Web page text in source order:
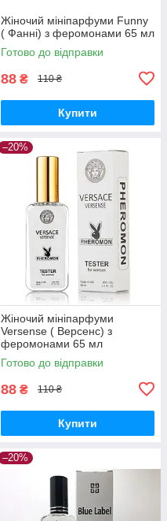
Жіночий мініпарфуми Funny
( Фанні) з феромонами 65 мл
Готово до відправки
88 ₴ 110 ₴
Купити
–20%
Жіночий мініпарфуми
Versense ( Версенс) з
феромонами 65 мл
Готово до відправки
88 ₴ 110 ₴
Купити
–20%